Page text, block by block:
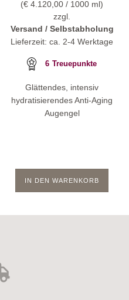
(€ 4.120,00/ 1000 ml)
zzgl.
Versand / Selbstabholung
Lieferzeit: ca. 2-4 Werktage
6 Treuepunkte
Glättendes, intensiv
hydratisierendes Anti-Aging
Augengel
IN DEN WARENKORB